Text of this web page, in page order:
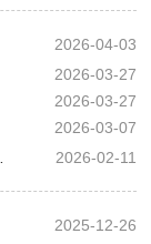
2026-04-03
2026-03-27
2026-03-27
2026-03-07
2026-02-11
2025-12-26